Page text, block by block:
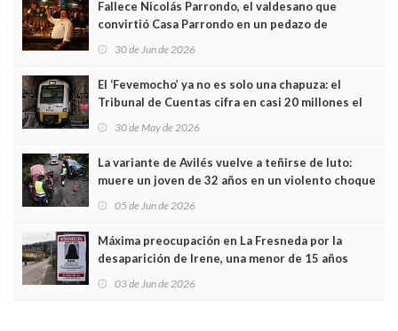
Fallece Nicolás Parrondo, el valdesano que
convirtió Casa Parrondo en un pedazo de
Asturias en Madrid
30 de Jun de 2026
El ‘Fevemocho’ ya no es solo una chapuza: el
Tribunal de Cuentas cifra en casi 20 millones el
sobrecoste de los trenes que no cabían por los
30 de May de 2026
La variante de Avilés vuelve a teñirse de luto:
muere un joven de 32 años en un violento choque
frontal
05 de Jun de 2026
Máxima preocupación en La Fresneda por la
desaparición de Irene, una menor de 15 años
03 de Jun de 2026